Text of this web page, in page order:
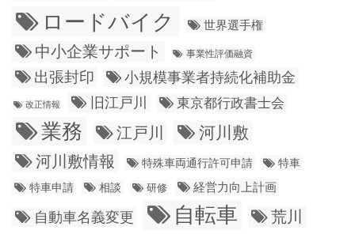
ロードバイク
世界選手権
中小企業サポート 事業性評価融資
出張封印 小規模事業者持続化補助金
改正情報 旧江戸川 東京都行政書士会
業務 江戸川
河川敷
河川敷情報
特殊車両通行許可申請
特車
特車申請
相談 研修 経営力向上計画
自動車名義変更 自転車 荒川